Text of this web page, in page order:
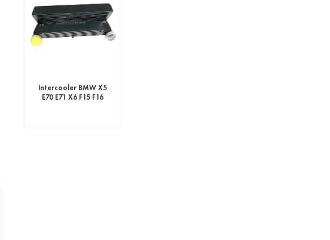
Intercooler BMW X5
E70 E71 X6 F15 F16